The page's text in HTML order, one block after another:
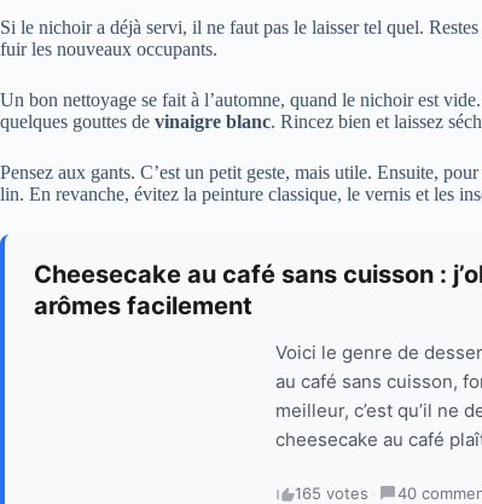
Si le nichoir a déjà servi, il ne faut pas le laisser tel quel.
fuir les nouveaux occupants.
Un bon nettoyage se fait à l’automne, quand le nichoir est
quelques gouttes de vinaigre blanc. Rincez bien et laissez
Pensez aux gants. C’est un petit geste, mais utile. Ensuite,
lin. En revanche, évitez la peinture classique, le vernis et les
Cheesecake au café sans cuisson :
arômes facilement
Voici le genre de
au café sans cuisson,
meilleur, c’est qu’il ne
cheesecake au café
165 votes · 40